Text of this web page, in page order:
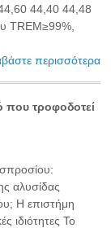
44,40 44,48
TREM≥99%,
περισσότερα
που τροφοδοτεί
αλυσίδας
Η επιστήμη
ιδιότητες‌ Το